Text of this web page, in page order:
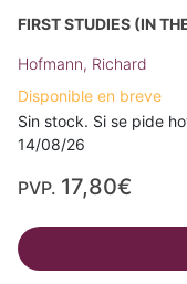
FIRST STUDIES (IN
Hofmann, Richard
Disponible en breve
Sin stock. Si se pide
14/08/26
PVP. 17,80€